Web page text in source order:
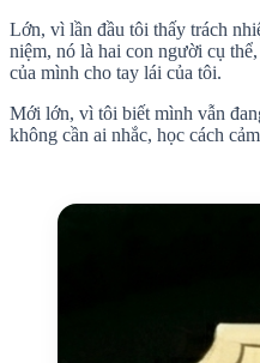
Lớn, vì lần đầu tôi thấy trách
niệm, nó là hai con người cụ
của mình cho tay lái của tôi.
Mới lớn, vì tôi biết mình vẫn
không cần ai nhắc, học cách